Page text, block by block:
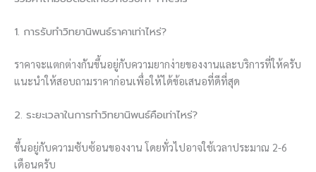
1. การรับทำวิทยานิพนธ์ราคาเท่าไหร่?
ราคาจะแตกต่างกันขึ้นอยู่กับความยากง่ายของงานและบริการที่ให้ครับ
แนะนำให้สอบถามราคาก่อนเพื่อให้ได้ข้อเสนอที่ดีที่สุด
2. ระยะเวลาในการทำวิทยานิพนธ์คือเท่าไหร่?
ขึ้นอยู่กับความซับซ้อนของงาน โดยทั่วไปอาจใช้เวลาประมาณ 2-6
เดือนครับ